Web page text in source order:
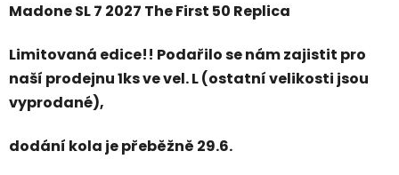
Madone SL 7 2027 The First 50 Replica
Limitovaná edice!! Podařilo se nám zajistit pro
naší prodejnu 1ks ve vel. L (ostatní velikosti jsou
vyprodané),
dodání kola je přeběžně 29.6.